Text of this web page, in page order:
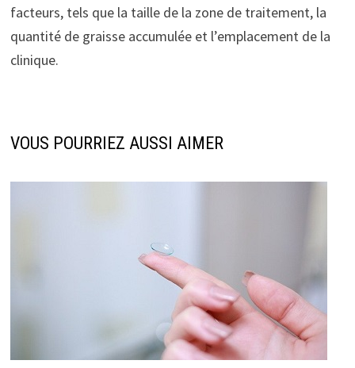
facteurs, tels que la taille de la zone de traitement, la
quantité de graisse accumulée et l’emplacement de la
clinique.
VOUS POURRIEZ AUSSI AIMER